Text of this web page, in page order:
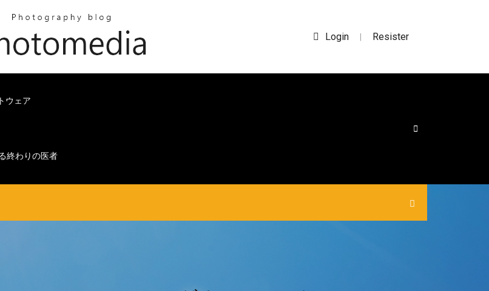
Login | Resister
ウェア
終わりの医者